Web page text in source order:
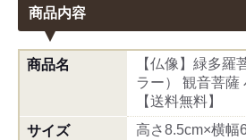
商品内容
商品名
【仏像】緑多羅
ラー） 観音菩薩
【送料無料】
サイズ
高さ8.5cm×横幅